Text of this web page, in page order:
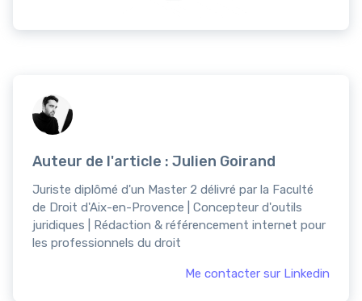
Auteur de l'article : Julien Goirand
Juriste diplômé d'un Master 2 délivré par la Faculté
de Droit d'Aix-en-Provence | Concepteur d'outils
juridiques | Rédaction & référencement internet pour
les professionnels du droit
Me contacter sur Linkedin